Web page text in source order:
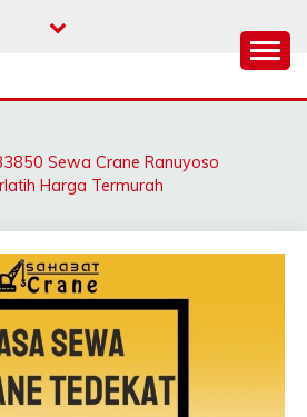
CRANE |
CRANE |
| SKYLIFT
Sewa Crane Ranuyoso
Harga Termurah